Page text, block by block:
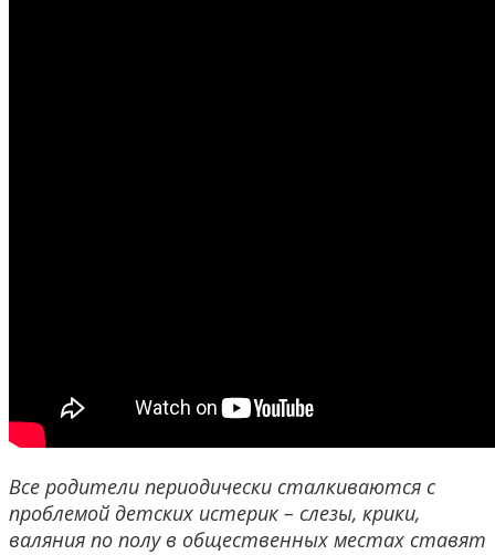
Все родители периодически сталкиваются с
проблемой детских истерик – слезы, крики,
валяния по полу в общественных местах ставят